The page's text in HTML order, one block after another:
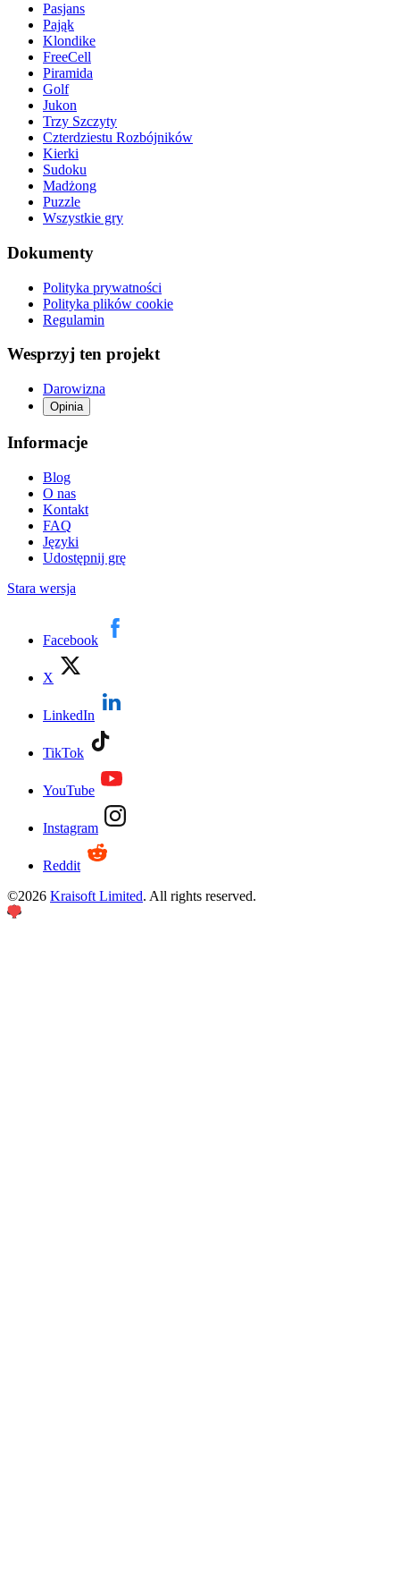
Pasjans
Pająk
Klondike
FreeCell
Piramida
Golf
Jukon
Trzy Szczyty
Czterdziestu Rozbójników
Kierki
Sudoku
Madżong
Puzzle
Wszystkie gry
Dokumenty
Polityka prywatności
Polityka plików cookie
Regulamin
Wesprzyj ten projekt
Darowizna
Opinia
Informacje
Blog
O nas
Kontakt
FAQ
Języki
Udostępnij grę
Stara wersja
Facebook
X
LinkedIn
TikTok
YouTube
Instagram
Reddit
©2026 Kraisoft Limited. All rights reserved.